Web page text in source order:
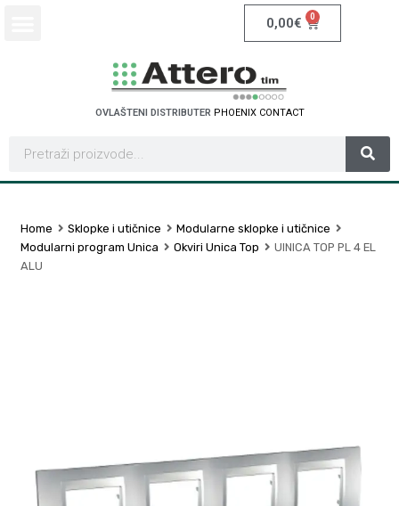
0,00€ 0
OVLAŠTENI DISTRIBUTER PHOENIX CONTACT
Home Sklopke i utičnice
Modularne sklopke i utičnice
Modularni program Unica
Okviri Unica Top
UINICA TOP PL 4 EL
ALU